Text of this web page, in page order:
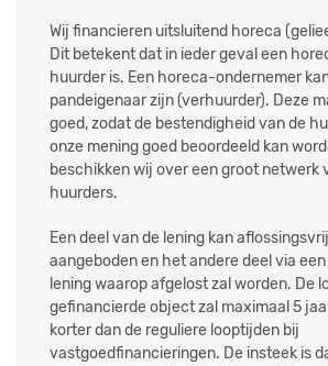
Wij financieren uitsluitend horeca
Dit betekent dat in ieder geval een
huurder is. Een horeca-ondernemer
pandeigenaar zijn (verhuurder). Deze
goed, zodat de bestendigheid van de
onze mening goed beoordeeld kan
beschikken wij over een groot netwerk
huurders.
Een deel van de lening kan
aangeboden en het andere deel via
lening waarop afgelost zal worden. De
gefinancierde object zal maximaal 5
korter dan de reguliere looptijden bij
vastgoedfinancieringen. De insteek is